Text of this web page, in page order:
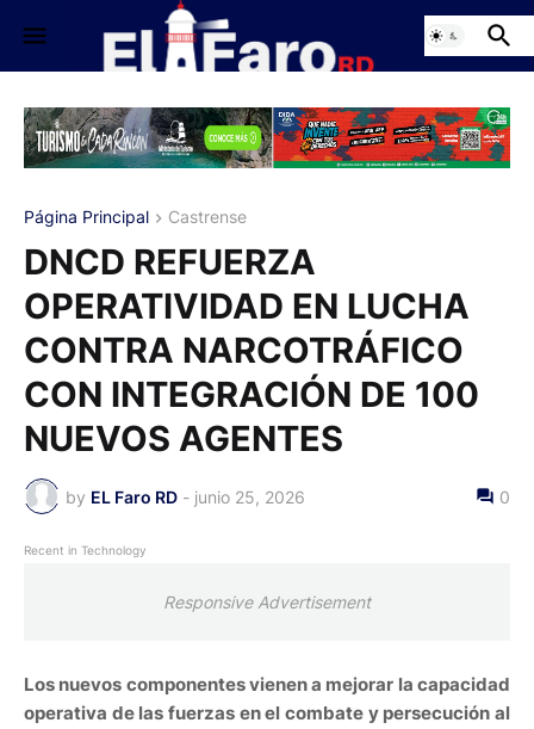
Página Principal Castrense
DNCD REFUERZA
OPERATIVIDAD EN LUCHA
CONTRA NARCOTRÁFICO
CON INTEGRACIÓN DE 100
NUEVOS AGENTES
by EL Faro RD - junio 25, 2026 0
Recent in Technology
Responsive Advertisement
Los nuevos componentes vienen a mejorar la capacidad
operativa de las fuerzas en el combate y persecución al